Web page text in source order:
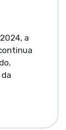
a